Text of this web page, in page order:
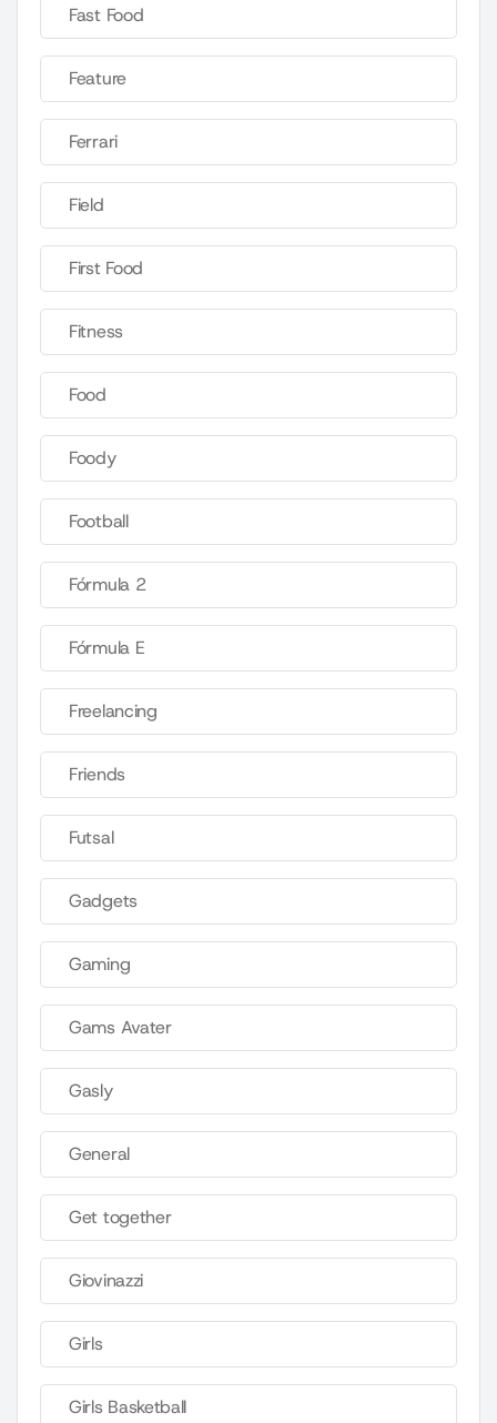
Fast Food
Feature
Ferrari
Field
First Food
Fitness
Food
Foody
Football
Fórmula 2
Fórmula E
Freelancing
Friends
Futsal
Gadgets
Gaming
Gams Avater
Gasly
General
Get together
Giovinazzi
Girls
Girls Basketball